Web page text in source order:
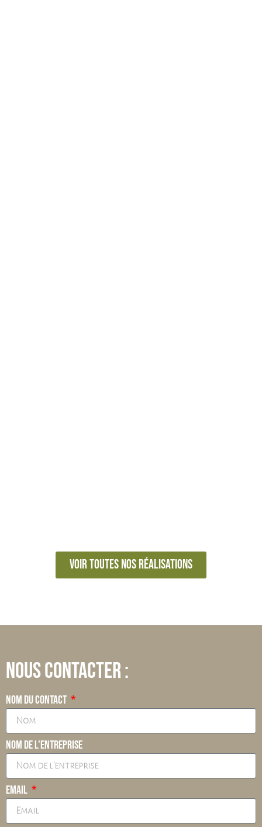
Voir toutes nos réalisations
Nous contacter :
Nom du contact
Nom de l'entreprise
Email